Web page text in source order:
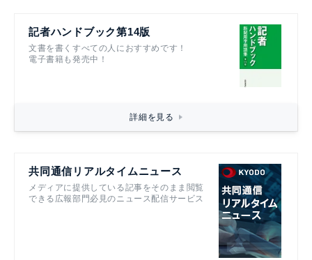
記者ハンドブック第14版
文書を書くすべての人におすすめです！
電子書籍も発売中！
詳細を見る
共同通信リアルタイムニュース
メディアに提供している記事をそのまま閲覧
できる広報部門必見のニュース配信サービス